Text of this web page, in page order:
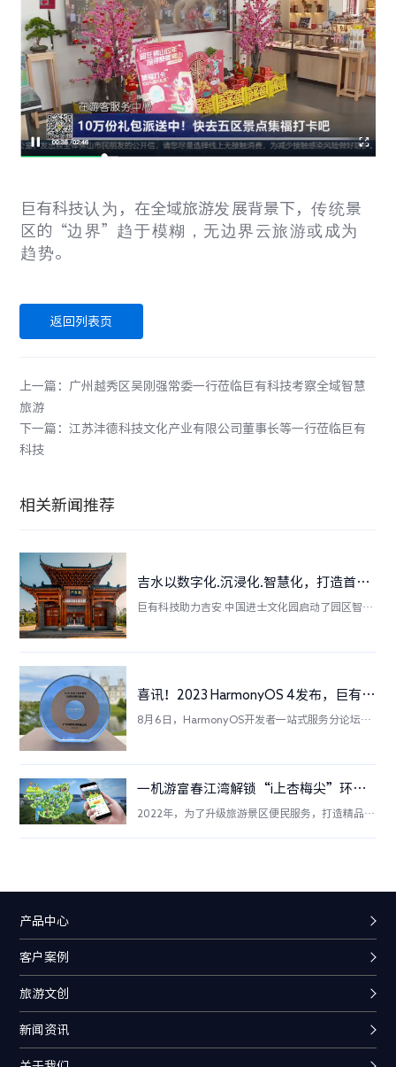
巨有科技认为 ，在全域旅游发 展背景下，传统景
区的 “边界” 趋于模糊，无边界云旅游或成为
趋势。
返回列表页
上一篇：广州越秀区吴刚强常委一行莅临巨有科技考察全域智慧
旅游
下一篇：江苏沣德科技文化产业有限公司董事长等一行莅临巨有
科技
相关新闻推荐
吉水以数字化.沉浸化.智慧化，打造首个文旅融合中国进士文化园
巨有科技助力吉安.中国进士文化园启动了园区智慧
喜讯！2023 HarmonyOS 4发布，巨有科技荣获“鸿蒙元服务创新贡献奖”！
8月6日，HarmonyOS开发者一站式服务分论坛，
一机游富春江湾解锁“i上杏梅尖”环保宣传步道活动，打卡醉美徒步路线！
2022年，为了升级旅游景区便民服务，打造精品旅
产品中心
客户案例
旅游文创
新闻资讯